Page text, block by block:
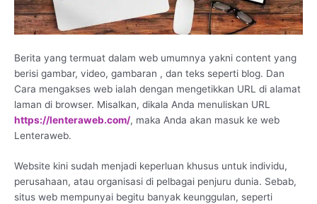
Berita yang termuat dalam web umumnya yakni content yang
berisi gambar, video, gambaran , dan teks seperti blog. Dan
Cara mengakses web ialah dengan mengetikkan URL di alamat
laman di browser. Misalkan, dikala Anda menuliskan URL
https://lenteraweb.com/, maka Anda akan masuk ke web
Lenteraweb.
Website kini sudah menjadi keperluan khusus untuk individu,
perusahaan, atau organisasi di pelbagai penjuru dunia. Sebab,
situs web mempunyai begitu banyak keunggulan, seperti